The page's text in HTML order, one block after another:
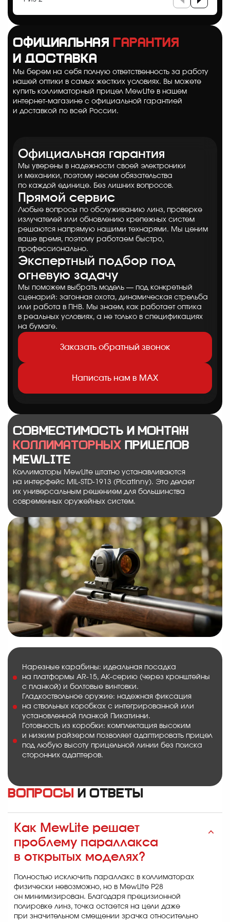
Официальная гарантия
и доставка
Мы берем на себя полную ответственность за работу
нашей оптики в самых жестких условиях. Вы можете
купить коллиматорный прицел MewLite в нашем
интернет-магазине с официальной гарантией
и доставкой по всей России.
Официальная гарантия
Мы уверены в надежности своей электроники
и механики, поэтому несем обязательства
по каждой единице. Без лишних вопросов.
Прямой сервис
Любые вопросы по обслуживанию линз, проверке
излучателей или обновлению крепежных систем
решаются напрямую нашими технарями. Мы ценим
ваше время, поэтому работаем быстро,
профессионально.
Экспертный подбор под
огневую задачу
Мы поможем выбрать модель — под конкретный
сценарий: загонная охота, динамическая стрельба
или работа в ПНВ. Мы знаем, как работает оптика
в реальных условиях, а не только в спецификациях
на бумаге.
Заказать обратный звонок
Написать нам в MAX
Совместимость и монтаж
коллиматорных прицелов
MewLite
Коллиматоры MewLite штатно устанавливаются
на интерфейс MIL-STD-1913 (Picatinny). Это делает
их универсальным решением для большинства
современных оружейных систем.
Нарезные карабины: идеальная посадка
на платформы AR-15, АК-серию (через кронштейны
с планкой) и болтовые винтовки.
Гладкоствольное оружие: надежная фиксация
на ствольных коробках с интегрированной или
установленной планкой Пикатинни.
Готовность из коробки: комплектация высоким
и низким райзером позволяет адаптировать прицел
под любую высоту прицельной линии без поиска
сторонних адаптеров.
Вопросы и ответы
Как MewLite решает
проблему параллакса
в открытых моделях?
Полностью исключить параллакс в коллиматорах
физически невозможно, но в MewLite P28
он минимизирован. Благодаря прецизионной
полировке линз, точка остается на цели даже
при значительном смещении зрачка относительно